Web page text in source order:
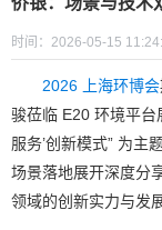
时间：2026-05-15
2026 上海环博会
骏莅临 E20 环境平台
服务’创新模式” 为主
场景落地展开深度分
领域的创新实力与发